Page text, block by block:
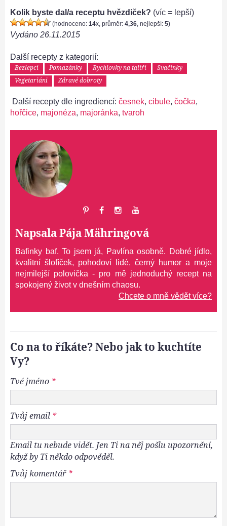
Kolik byste dal/a receptu hvězdiček? (víc = lepší)
(hodnoceno: 14x, průměr: 4,36, nejlepší: 5)
Vydáno 26.11.2015
Další recepty z kategorií:
Bezlepci
Pomazánky Rychlovky na talíři
Svačinky
Vegetariáni
Zdravé dobroty
Další recepty dle ingrediencí: česnek, cibule, čočka,
hořčice, majonéza, majoránka, tvaroh
NapsalaPája Mähringová
Bafinky baf. To jsem já, Pavlína osobně. Dobré jídlo,
kvalitní šlofíček, pohodoví lidé, černý humor a moje
nejmilejší polovička - pro mě jednoduchý recept na
spokojený život v dnešním chaosu.
Chcete o mně vědět více?
Co na to říkáte? Nebo jak to kuchtíte
Vy?
Tvé jméno *
Tvůj email *
Email tu nebude vidět. Jen Ti na něj pošlu upozornění,
když by Ti někdo odpověděl.
Tvůj komentář*